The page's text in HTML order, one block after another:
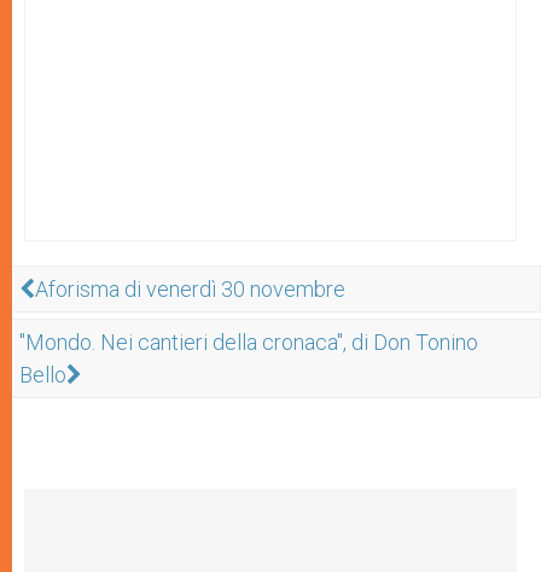
Aforisma di venerdì 30 novembre
"Mondo. Nei cantieri della cronaca", di Don Tonino
Bello